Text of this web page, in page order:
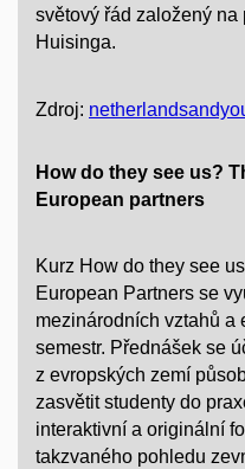
světový řád založený na
Huisinga.
Zdroj:
How do they see us?
European partners
Kurz How do they see
European Partners se
mezinárodních vztahů a
semestr. Přednášek se
z evropských zemí
zasvětit studenty do
interaktivní a originální
takzvaného pohledu